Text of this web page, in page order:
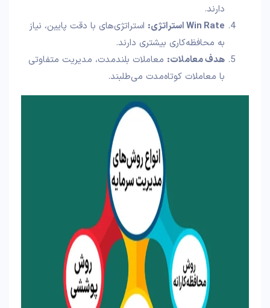
دارند.
Win Rateاستراتژی: استراتژی‌های با دقت پایین، نیاز
به محافظه‌کاری بیشتری دارند.
هدف معاملات: معاملات بلندمدت، مدیریت متفاوتی
با معاملات کوتاه‌مدت می‌طلبند.